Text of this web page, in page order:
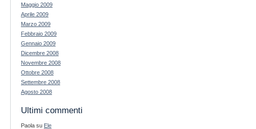
Maggio 2009
Aprile 2009
Marzo 2009
Febbraio 2009
Gennaio 2009
Dicembre 2008
Novembre 2008
Ottobre 2008
Settembre 2008
Agosto 2008
Ultimi commenti
Paola su Ele